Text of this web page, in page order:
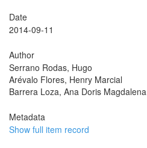
Date
2014-09-11
Author
Serrano Rodas, Hugo
Arévalo Flores, Henry Marcial
Barrera Loza, Ana Doris Magdalena
Metadata
Show full item record